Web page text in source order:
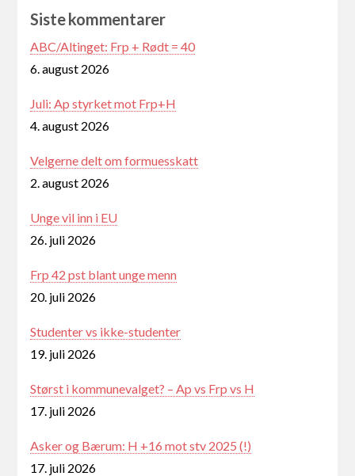
Siste kommentarer
ABC/Altinget: Frp + Rødt = 40
6. august 2026
Juli: Ap styrket mot Frp+H
4. august 2026
Velgerne delt om formuesskatt
2. august 2026
Unge vil inn i EU
26. juli 2026
Frp 42 pst blant unge menn
20. juli 2026
Studenter vs ikke-studenter
19. juli 2026
Størst i kommunevalget? – Ap vs Frp vs H
17. juli 2026
Asker og Bærum: H +16 mot stv 2025 (!)
17. juli 2026